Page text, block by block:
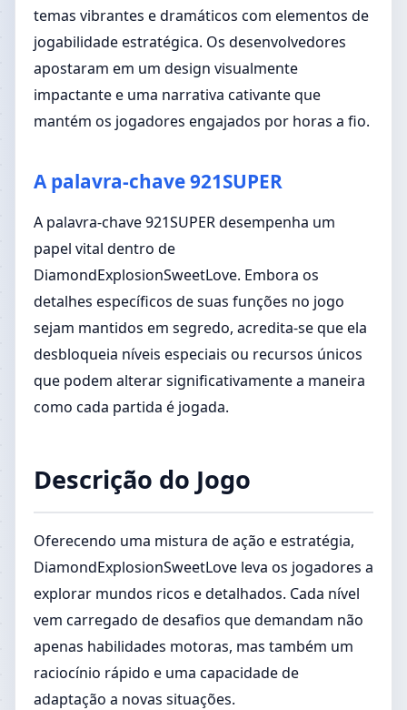
temas vibrantes e dramáticos com elementos de
jogabilidade estratégica. Os desenvolvedores
apostaram em um design visualmente
impactante e uma narrativa cativante que
mantém os jogadores engajados por horas a fio.
A palavra-chave 921SUPER
A palavra-chave 921SUPER desempenha um
papel vital dentro de
DiamondExplosionSweetLove. Embora os
detalhes específicos de suas funções no jogo
sejam mantidos em segredo, acredita-se que ela
desbloqueia níveis especiais ou recursos únicos
que podem alterar significativamente a maneira
como cada partida é jogada.
Descrição do Jogo
Oferecendo uma mistura de ação e estratégia,
DiamondExplosionSweetLove leva os jogadores a
explorar mundos ricos e detalhados. Cada nível
vem carregado de desafios que demandam não
apenas habilidades motoras, mas também um
raciocínio rápido e uma capacidade de
adaptação a novas situações.